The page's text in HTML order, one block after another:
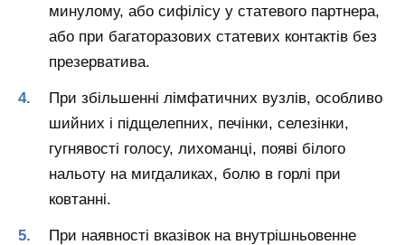
минулому, або сифілісу у статевого партнера,
або при багаторазових статевих контактів без
презерватива.
При збільшенні лімфатичних вузлів, особливо
шийних і підщелепних, печінки, селезінки,
гугнявості голосу, лихоманці, появі білого
нальоту на мигдаликах, болю в горлі при
ковтанні.
При наявності вказівок на внутрішньовенне